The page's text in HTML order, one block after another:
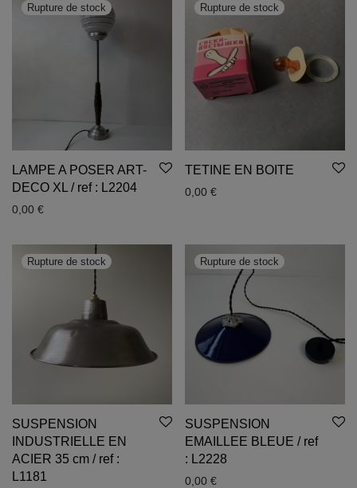
LAMPE A POSER ART-
DECO XL / ref : L2204
0,00 €
TETINE EN BOITE
0,00 €
SUSPENSION
INDUSTRIELLE EN
ACIER 35 cm / ref :
L1181
SUSPENSION
EMAILLEE BLEUE / ref
: L2228
0,00 €